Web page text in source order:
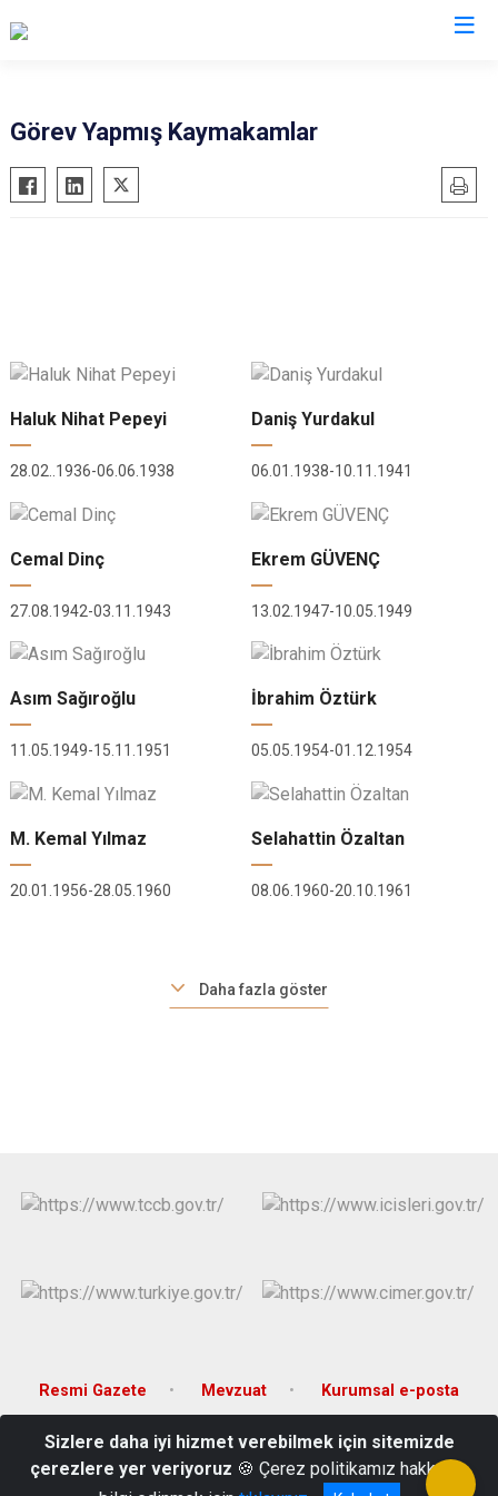
Akyurt
Altındağ
Çankaya
Çubuk
Elmadağ
Evren
Gölbaşı
Güdül
Nallıhan
Polatlı
Şereflikoçhisar
Yenimahalle
Pursaklar
Görev Yapmış Kaymakamlar
Haluk Nihat Pepeyi
28.02..1936-06.06.1938
Daniş Yurdakul
06.01.1938-10.11.1941
Cemal Dinç
27.08.1942-03.11.1943
Ekrem GÜVENÇ
13.02.1947-10.05.1949
Asım Sağıroğlu
11.05.1949-15.11.1951
İbrahim Öztürk
05.05.1954-01.12.1954
M. Kemal Yılmaz
20.01.1956-28.05.1960
Selahattin Özaltan
08.06.1960-20.10.1961
Daha fazla göster
Resmi Gazete Mevzuat Kurumsal e-posta
Namık Kemal Mahallesi Kumrular Caddesi No:1 Çankaya/ANKARA
(0312) 425 22 30
Sizlere daha iyi hizmet verebilmek için sitemizde
çerezlere yer veriyoruz 🍪 Çerez politikamız hakkında